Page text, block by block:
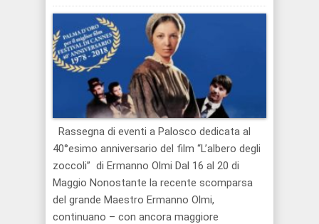
Rassegna di eventi a Palosco dedicata al
40°esimo anniversario del film “L’albero degli
zoccoli” di Ermanno Olmi Dal 16 al 20 di
Maggio Nonostante la recente scomparsa
del grande Maestro Ermanno Olmi,
continuano – con ancora maggiore